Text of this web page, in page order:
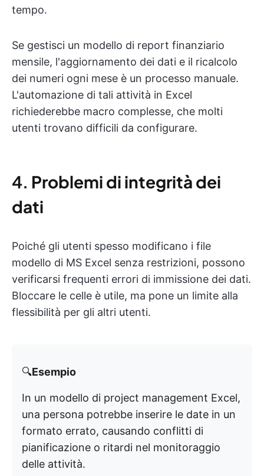
tempo.
Se gestisci un modello di report finanziario
mensile, l'aggiornamento dei dati e il ricalcolo
dei numeri ogni mese è un processo manuale.
L'automazione di tali attività in Excel
richiederebbe macro complesse, che molti
utenti trovano difficili da configurare.
4. Problemi di integrità dei
dati
Poiché gli utenti spesso modificano i file
modello di MS Excel senza restrizioni, possono
verificarsi frequenti errori di immissione dei dati.
Bloccare le celle è utile, ma pone un limite alla
flessibilità per gli altri utenti.
🔍Esempio
In un modello di project management Excel,
una persona potrebbe inserire le date in un
formato errato, causando conflitti di
pianificazione o ritardi nel monitoraggio
delle attività.